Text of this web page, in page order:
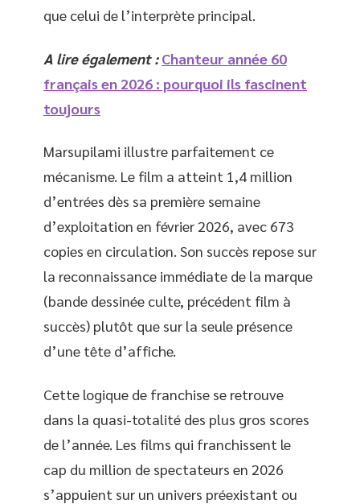
que celui de l’interprète principal.
A lire également : Chanteur année 60
français en 2026 : pourquoi ils fascinent
toujours
Marsupilami illustre parfaitement ce
mécanisme. Le film a atteint 1,4 million
d’entrées dès sa première semaine
d’exploitation en février 2026, avec 673
copies en circulation. Son succès repose sur
la reconnaissance immédiate de la marque
(bande dessinée culte, précédent film à
succès) plutôt que sur la seule présence
d’une tête d’affiche.
Cette logique de franchise se retrouve
dans la quasi-totalité des plus gros scores
de l’année. Les films qui franchissent le
cap du million de spectateurs en 2026
s’appuient sur un univers préexistant ou